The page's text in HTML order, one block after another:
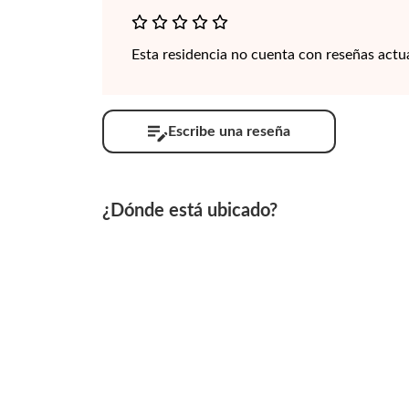
Esta residencia no cuenta con reseñas
Escribe una reseña
¿Dónde está ubicado?